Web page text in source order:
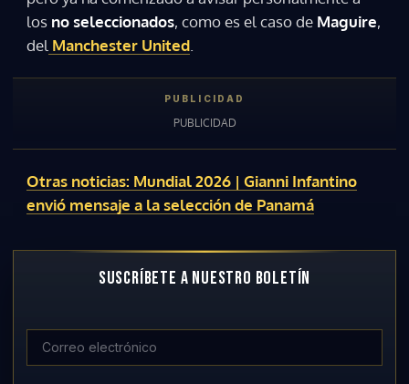
los no seleccionados, como es el caso de Maguire,
del Manchester United
Otras noticias: Mundial 2026 | Gianni Infantino
envió mensaje a la selección de Panamá
SUSCRÍBETE A NUESTRO BOLETÍN